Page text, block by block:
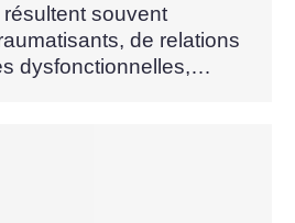
souvent
de relations
dysfonctionnelles,…